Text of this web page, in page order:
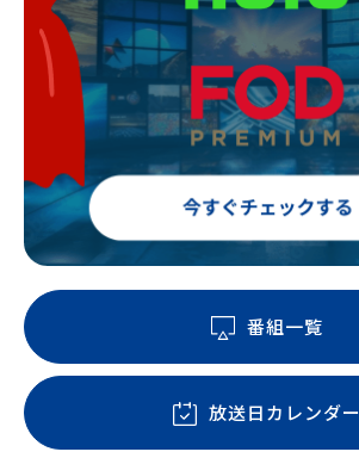
番組一覧
放送日カレンダー